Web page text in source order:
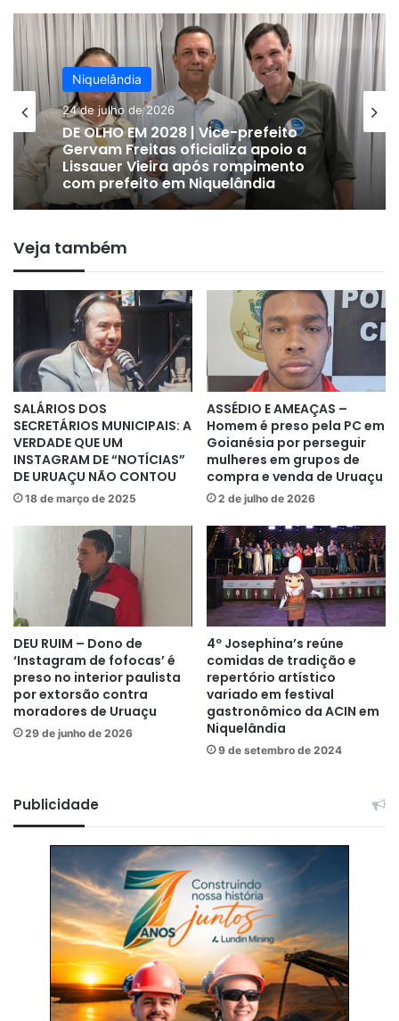
Niquelândia
24 de julho de 2026
DE OLHO EM 2028 | Vice-prefeito
Gervam Freitas oficializa apoio a
Lissauer Vieira após rompimento
com prefeito em Niquelândia
Niquelândia
19 de julho de 2026
COMOÇÃO – Família detalha
acidente que matou veterinário após
queda de cavalo no Parque
Agropecuário de Niquelândia
Veja também
SALÁRIOS DOS
SECRETÁRIOS MUNICIPAIS: A
VERDADE QUE UM
INSTAGRAM DE “NOTÍCIAS”
DE URUAÇU NÃO CONTOU
18 de março de 2025
ASSÉDIO E AMEAÇAS –
Homem é preso pela PC em
Goianésia por perseguir
mulheres em grupos de
compra e venda de Uruaçu
2 de julho de 2026
DEU RUIM – Dono de
‘Instagram de fofocas’ é
preso no interior paulista
por extorsão contra
moradores de Uruaçu
29 de junho de 2026
4º Josephina’s reúne
comidas de tradição e
repertório artístico
variado em festival
gastronômico da ACIN em
Niquelândia
9 de setembro de 2024
Publicidade